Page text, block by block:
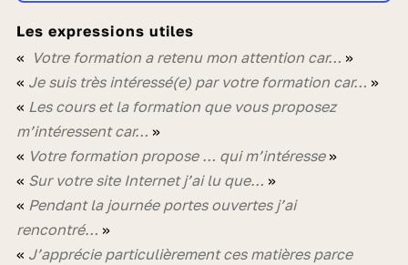
Les expressions utiles
« Votre formation a retenu mon attention car… »
« Je suis très intéressé(e) par votre formation car… »
« Les cours et la formation que vous proposez
m’intéressent car… »
« Votre formation propose … qui m’intéresse»
« Sur votre site Internet j’ai lu que… »
« Pendant la journée portes ouvertes j’ai
rencontré… »
« J’apprécie particulièrement ces matières parce